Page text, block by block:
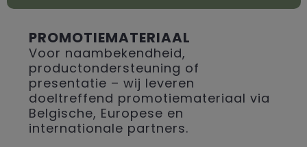
PROMOTIEMATERIAAL
Voor naambekendheid,
productondersteuning of
presentatie – wij leveren
doeltreffend promotiemateriaal via
Belgische, Europese en
internationale partners.